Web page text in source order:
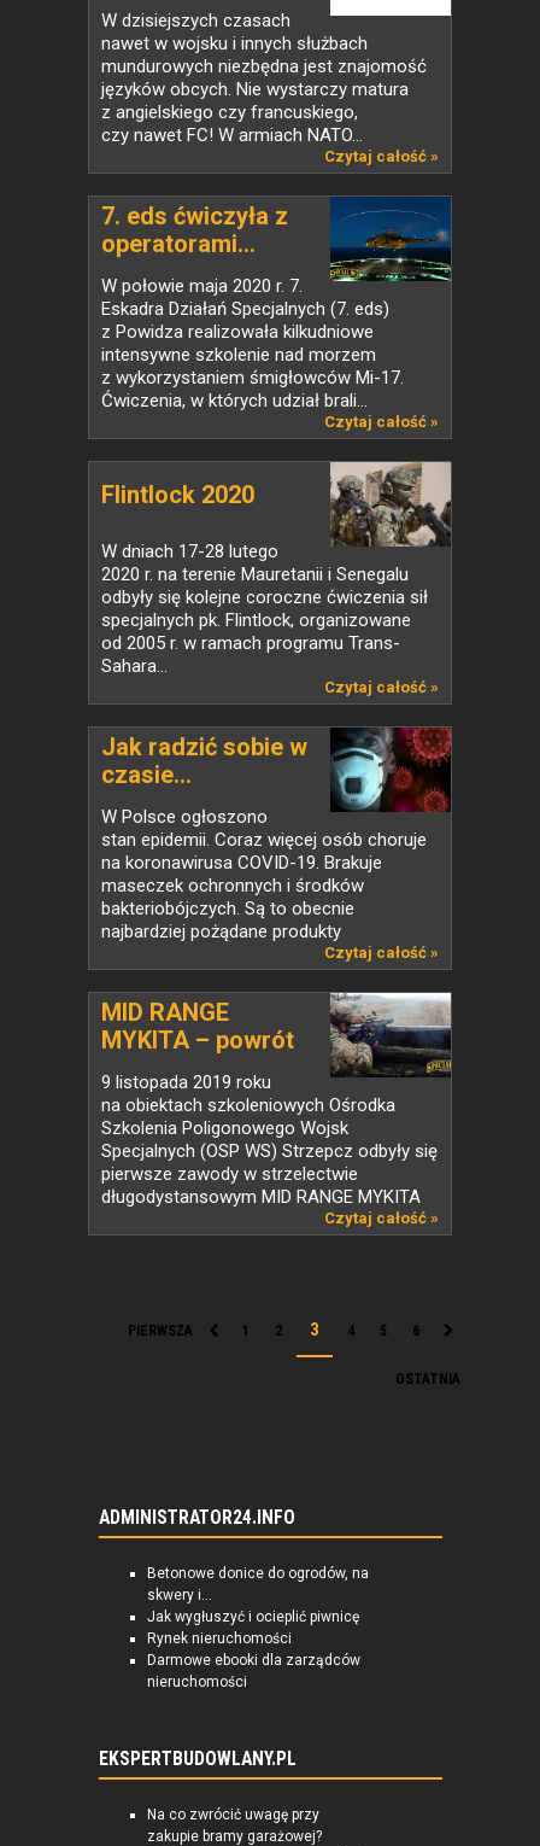
W dzisiejszych czasach
nawet w wojsku i innych służbach
mundurowych niezbędna jest znajomość
języków obcych. Nie wystarczy matura
z angielskiego czy francuskiego,
czy nawet FC! W armiach NATO...
Czytaj całość »
7. eds ćwiczyła z
operatorami...
W połowie maja 2020 r. 7.
Eskadra Działań Specjalnych (7. eds)
z Powidza realizowała kilkudniowe
intensywne szkolenie nad morzem
z wykorzystaniem śmigłowców Mi-17.
Ćwiczenia, w których udział brali...
Czytaj całość »
Flintlock 2020
W dniach 17-28 lutego
2020 r. na terenie Mauretanii i Senegalu
odbyły się kolejne coroczne ćwiczenia sił
specjalnych pk. Flintlock, organizowane
od 2005 r. w ramach programu Trans-
Sahara...
Czytaj całość »
Jak radzić sobie w
czasie...
W Polsce ogłoszono
stan epidemii. Coraz więcej osób choruje
na koronawirusa COVID-19. Brakuje
maseczek ochronnych i środków
bakteriobójczych. Są to obecnie
najbardziej pożądane produkty
Czytaj całość »
MID RANGE
MYKITA – powrót
do...
9 listopada 2019 roku
na obiektach szkoleniowych Ośrodka
Szkolenia Poligonowego Wojsk
Specjalnych (OSP WS) Strzepcz odbyły się
pierwsze zawody w strzelectwie
długodystansowym MID RANGE MYKITA
Czytaj całość »
PIERWSZA 1 2 4 5 6
OSTATNIA
ADMINISTRATOR24.INFO
Betonowe donice do ogrodów, na
skwery i...
Jak wygłuszyć i ocieplić piwnicę
Rynek nieruchomości
Darmowe ebooki dla zarządców
nieruchomości
EKSPERTBUDOWLANY.PL
Na co zwrócić uwagę przy
zakupie bramy garażowej?